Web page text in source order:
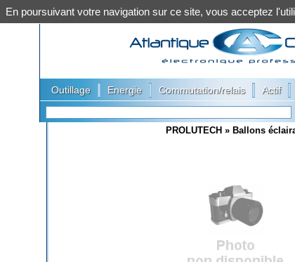
Outillage Energie Commutation/relais Actif
PROLUTECH » Ballons
En poursuivant votre navigation sur ce site, vous acceptez